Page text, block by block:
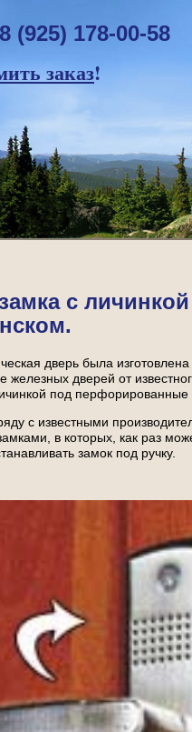
8 (925) 178-00-58
заказ!
с
дверь была
железных дверей от
под перфорированные
с известными
в которых, как раз
замок под ручку.